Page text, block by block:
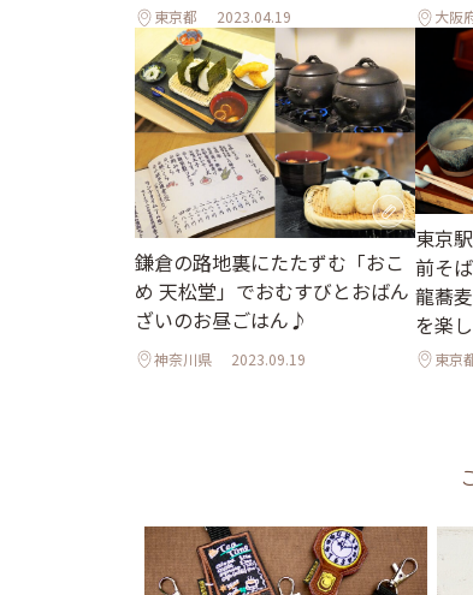
東京都 2023.04.19 大阪
鎌倉の路地裏にたたずむ「おこ
め 天松堂」でおむすびとおばん
ざいのお昼ごはん♪
神奈川県 2023.09.19
東京
前そ
龍蕎
を楽
東京